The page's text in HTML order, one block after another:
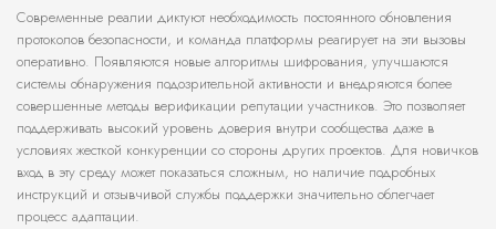
Современные реалии диктуют необходимость постоянного обновления
протоколов безопасности, и команда платформы реагирует на эти вызовы
оперативно. Появляются новые алгоритмы шифрования, улучшаются
системы обнаружения подозрительной активности и внедряются более
совершенные методы верификации репутации участников. Это позволяет
поддерживать высокий уровень доверия внутри сообщества даже в
условиях жесткой конкуренции со стороны других проектов. Для новичков
вход в эту среду может показаться сложным, но наличие подробных
инструкций и отзывчивой службы поддержки значительно облегчает
процесс адаптации.